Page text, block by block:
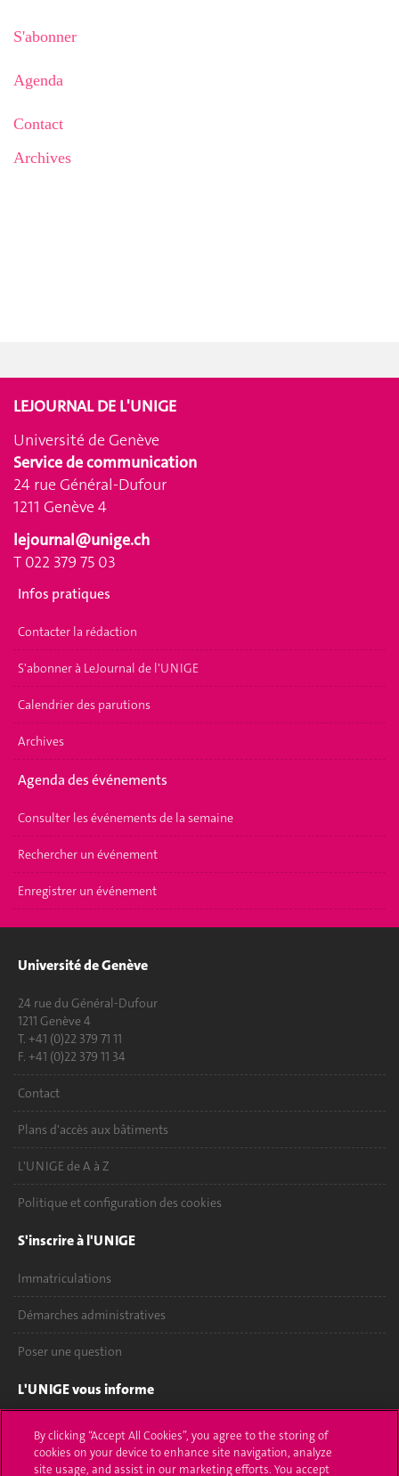
S'abonner
Agenda
Contact
Archives
LEJOURNAL DE L'UNIGE
Université de Genève
Service de communication
24 rue Général-Dufour
1211 Genève 4
lejournal@unige.ch
T 022 379 75 03
Infos pratiques
Contacter la rédaction
S'abonner à LeJournal de l'UNIGE
Calendrier des parutions
Archives
Agenda des événements
Consulter les événements de la semaine
Rechercher un événement
Enregistrer un événement
Université de Genève
24 rue du Général-Dufour
1211 Genève 4
T. +41 (0)22 379 71 11
F. +41 (0)22 379 11 34
Contact
Plans d'accès aux bâtiments
L'UNIGE de A à Z
Politique et configuration des cookies
S'inscrire à l'UNIGE
Immatriculations
Démarches administratives
Poser une question
L'UNIGE vous informe
UNIGE Mobile
Médias
By clicking “Accept All Cookies”, you agree to the storing of
cookies on your device to enhance site navigation, analyze
site usage, and assist in our marketing efforts. You accept